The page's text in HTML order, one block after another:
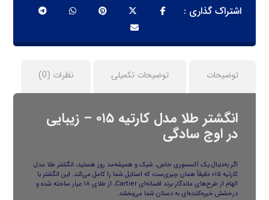
توضیحات توضیحات تکمیلی نظرات (0)
انگشتر طلا مدل کارتیه ۰۱۵ – زیبایی
در اوج سادگی
اگر به‌دنبال یک اکسسوری خاص، شیک و همیشه‌مد روز هستید، انگشتر طلا مدل
کارتیه ۰۱۵ دقیقاً همان چیزی‌ست که استایل شما را کامل می‌کند. این انگشتر با
الهام از طرح‌های ماندگار برند افسانه‌ای Cartier، از طلای ۱۸ عیار ساخته شده و
درخشش خیره‌کننده‌ای به دستان شما می‌بخشد.